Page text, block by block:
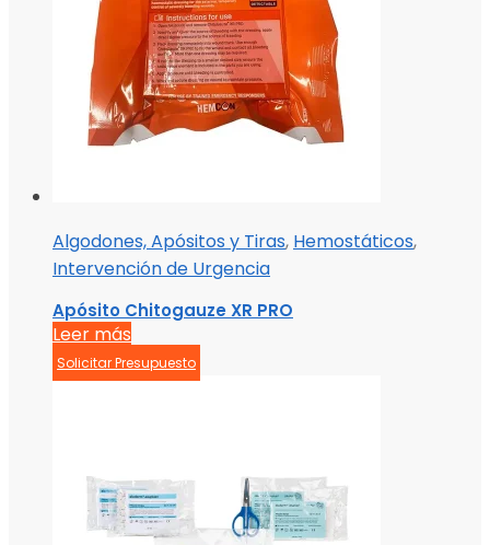
Algodones, Apósitos y Tiras, Hemostáticos,
Intervención de Urgencia
Apósito Chitogauze XR PRO
Leer más
Solicitar Presupuesto